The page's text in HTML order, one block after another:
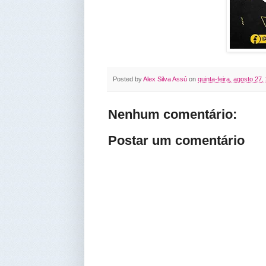
Posted byAlex Silva Assú on quinta-feira, agosto 27,
Nenhum comentário:
Postar um comentário